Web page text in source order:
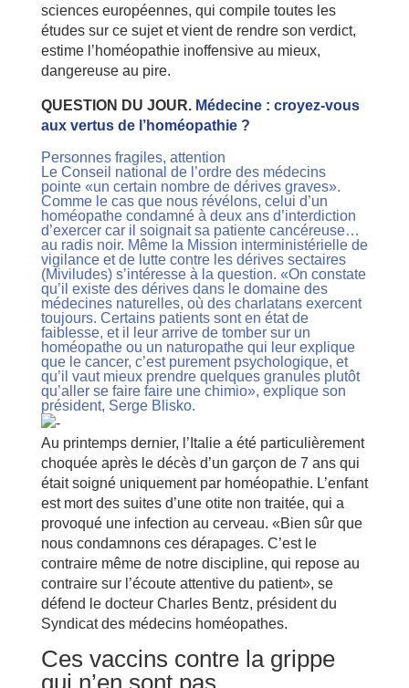
sciences européennes, qui compile toutes les
études sur ce sujet et vient de rendre son verdict,
estime l’homéopathie inoffensive au mieux,
dangereuse au pire.
QUESTION DU JOUR. Médecine : croyez-vous
aux vertus de l’homéopathie ?
Personnes fragiles, attention
Le Conseil national de l’ordre des médecins
pointe «un certain nombre de dérives graves».
Comme le cas que nous révélons, celui d’un
homéopathe condamné à deux ans d’interdiction
d’exercer car il soignait sa patiente cancéreuse…
au radis noir. Même la Mission interministérielle de
vigilance et de lutte contre les dérives sectaires
(Miviludes) s’intéresse à la question. «On constate
qu’il existe des dérives dans le domaine des
médecines naturelles, où des charlatans exercent
toujours. Certains patients sont en état de
faiblesse, et il leur arrive de tomber sur un
homéopathe ou un naturopathe qui leur explique
que le cancer, c’est purement psychologique, et
qu’il vaut mieux prendre quelques granules plutôt
qu’aller se faire faire une chimio», explique son
président, Serge Blisko.
Au printemps dernier, l’Italie a été particulièrement
choquée après le décès d’un garçon de 7 ans qui
était soigné uniquement par homéopathie. L’enfant
est mort des suites d’une otite non traitée, qui a
provoqué une infection au cerveau. «Bien sûr que
nous condamnons ces dérapages. C’est le
contraire même de notre discipline, qui repose au
contraire sur l’écoute attentive du patient», se
défend le docteur Charles Bentz, président du
Syndicat des médecins homéopathes.
Ces vaccins contre la grippe
qui n’en sont pas